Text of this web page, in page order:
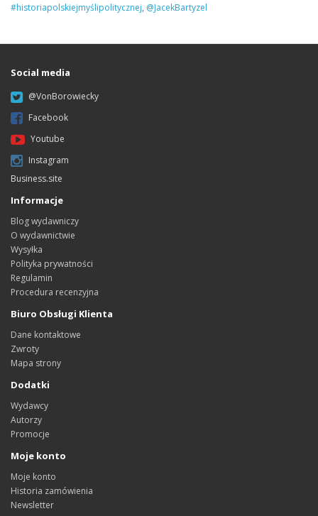
#historiapolskiejmyślipolitycznej, @JacekBartyzel
Social media
@VonBorowiecky
Facebook
Youtube
Instagram
Business.site
Informacje
Blog wydawniczy
O wydawnictwie
Wysyłka
Polityka prywatności
Regulamin
Procedura recenzyjna
Biuro Obsługi Klienta
Dane kontaktowe
Zwroty
Mapa strony
Dodatki
Wydawcy
Autorzy
Promocje
Moje konto
Moje konto
Historia zamówienia
Newsletter